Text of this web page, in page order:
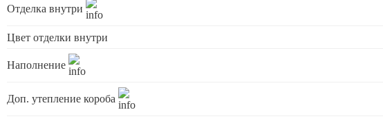
Отделка внутри
Цвет отделки внутри
Наполнение
Доп. утепление короба